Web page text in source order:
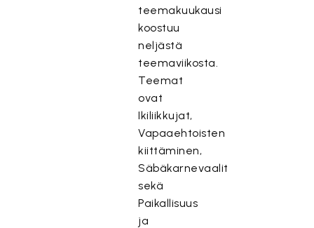
teemakuukausi
koostuu
neljästä
teemaviikosta.
Teemat
ovat
Ikiliikkujat,
Vapaaehtoisten
kiittäminen,
Säbäkarnevaalit
sekä
Paikallisuus
ja